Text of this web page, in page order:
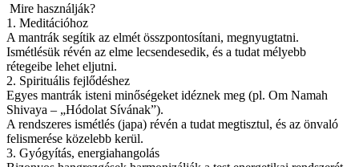
Mire használják?
1. Meditációhoz
A mantrák segítik az elmét összpontosítani, megnyugtatni.
Ismétlésük révén az elme lecsendesedik, és a tudat mélyebb
rétegeibe lehet eljutni.
2. Spirituális fejlődéshez
Egyes mantrák isteni minőségeket idéznek meg (pl. Om Namah
Shivaya – „Hódolat Sívának”).
A rendszeres ismétlés (japa) révén a tudat megtisztul, és az önvaló
felismerése közelebb kerül.
3. Gyógyítás, energiahangolás